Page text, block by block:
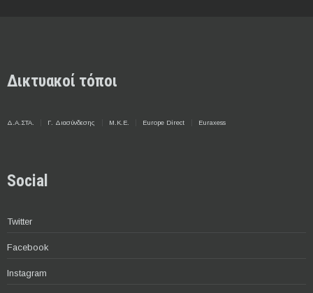
Δικτυακοί τόποι
Δ.Α.ΣΤΑ. Γ. Διασύνδεσης Μ.Κ.Ε. Europe Direct Euraxess
Social
Twitter
Facebook
Instagram